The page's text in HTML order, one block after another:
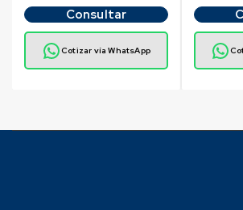
Consultar
Cotizar vía WhatsApp